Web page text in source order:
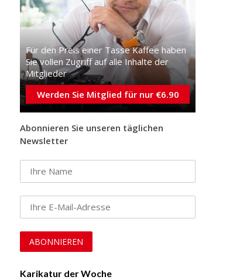
Für den Preis einer Tasse Kaffee haben
Sie vollen Zugriff auf alle Inhalte der
Mitglieder
Werden Sie Mitglied für nur €6.90
Abonnieren Sie unseren täglichen
Newsletter
Karikatur der Woche